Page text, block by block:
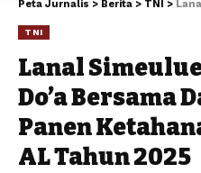
Peta Jurnalis > Berita > TNI > Lanal
TNI
Lanal
Do’a Bersama
Panen
AL Tahun 2025